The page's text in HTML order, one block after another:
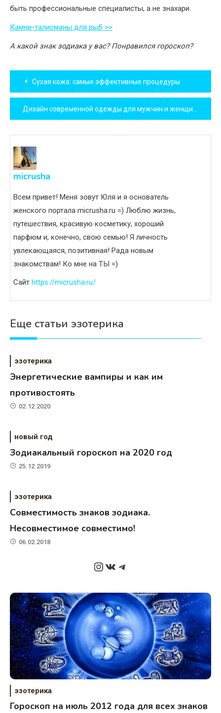
быть профессиональные специалисты, а не знахари.
Камни-талисманы для рыб >>
А какой знак зодиака у вас? Понравился гороскоп?
Навигация
по
записям
Сухая кожа: самые эффективные процедуры
micrusha
Всем привет! Меня зовут Юля и я основатель
женского портала micrusha.ru =) Люблю жизнь,
путешествия, красивую косметику, хороший
парфюм и, конечно, свою семью! Я личность
увлекающаяся, позитивная! Рада новым
знакомствам! Ко мне на ТЫ =)
Сайт https://micrusha.ru/
Еще статьи эзотерика
эзотерика
Энергетические вампиры и как им
противостоять
02.12.2020
новый год
Зодиакальный гороскоп на 2020 год
25.12.2019
эзотерика
Совместимость знаков зодиака.
Несовместимое совместимо!
06.02.2018
Instagram
ВКонтакте
Telegram
эзотерика
Гороскоп на июль 2012 года для всех знаков